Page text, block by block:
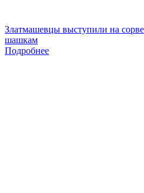
Златмашевцы выступили на
шашкам
Подробнее